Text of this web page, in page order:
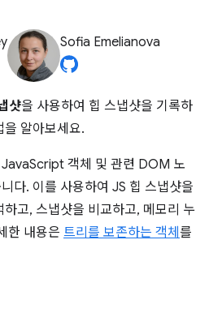
Sofia Emelianova
샷을 사용하여 힙 스냅샷을 기록하
알아보세요.
객체 및 관련 DOM 노
다. 이를 사용하여 JS 힙 스냅샷을
고, 스냅샷을 비교하고, 메모리 누
한 내용은 트리를 보존하는 객체 를